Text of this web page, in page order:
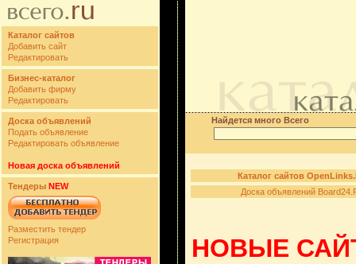
Каталог сайтов
Добавить сайт
Редактировать
Бизнес-каталог
Добавить фирму
Редактировать
Доска объявлений
Подать объявление
Редактировать объявление
Новая доска объявлений
Тендеры NEW
Разместить тендер
Регистрация
Найдется много Всего
Каталог сайтов
Доска объявлений
НОВЫЕ